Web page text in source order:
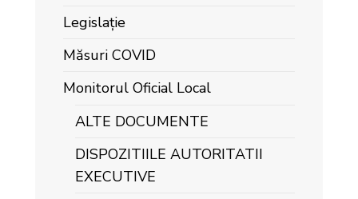
Legislație
Măsuri COVID
Monitorul Oficial Local
ALTE DOCUMENTE
DISPOZITIILE AUTORITATII
EXECUTIVE